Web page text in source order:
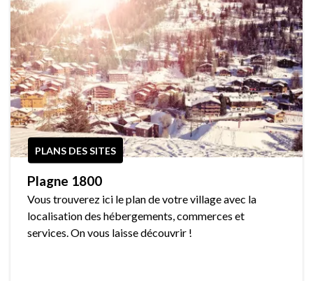
PLANS DES SITES
Plagne 1800
Vous trouverez ici le plan de votre village avec la
localisation des hébergements, commerces et
services. On vous laisse découvrir !